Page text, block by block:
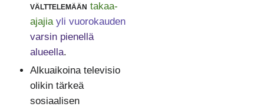
välttelemään takaa-
ajajia yli vuorokauden
varsin pienellä
alueella.
Alkuaikoina televisio
olikin tärkeä
sosiaalisen